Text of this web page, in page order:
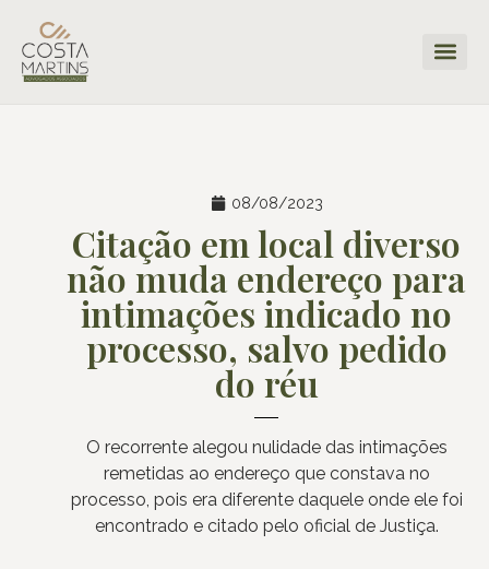
08/08/2023
Citação em local diverso
não muda endereço para
intimações indicado no
processo, salvo pedido
do réu
O recorrente alegou nulidade das intimações
remetidas ao endereço que constava no
processo, pois era diferente daquele onde ele foi
encontrado e citado pelo oficial de Justiça.